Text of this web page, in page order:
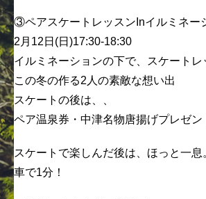
③ペアスケートレッスンInイルミネー
2月12日(日)17:30-18:30
イルミネーションの下で、スケートレ
この冬の作る2人の素敵な想い出
スケートの後は、、
ペア温泉券・中津名物唐揚げプレゼン
スケートで楽しんだ後は、ほっと一息
車で1分！